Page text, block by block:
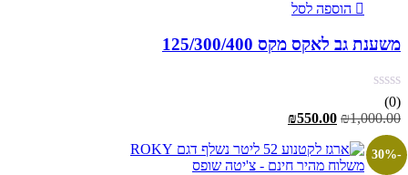
הוספה לסל
משענת גב לאקס מקס 125/300/400
(0)
₪1,000.00
המחיר
היה:
₪1,000.00.
₪550.00
הוא:
₪550.00.
-30%
משלוח מהיר חינם - צ'יטה שופס